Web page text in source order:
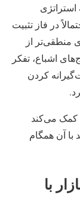
در فاز تثبیت
منطقی‌تر از
اشباع، تفکر
کردن
کمک می‌کند
با آن همگام
با